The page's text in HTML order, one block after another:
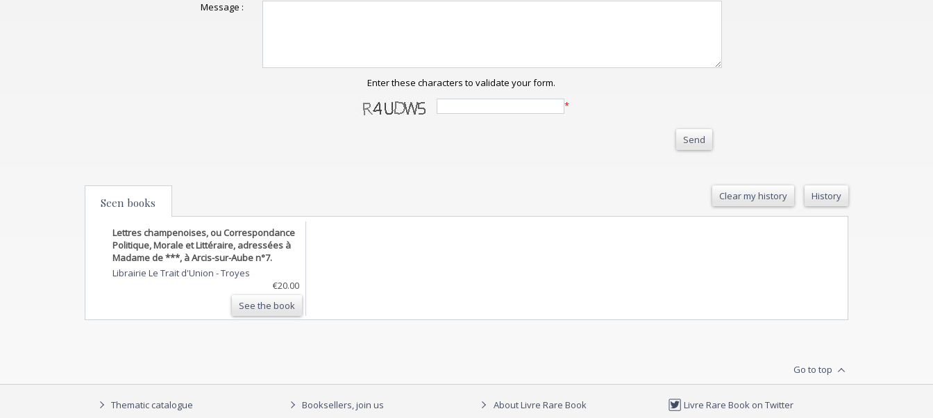
Message :
Enter these characters to validate your form.
*
Send
Seen books Clear my history History
Lettres champenoises, ou Correspondance
Politique, Morale et Littéraire, adressées à
Madame de ***, à Arcis-sur-Aube n°7.
Librairie Le Trait d'Union -Troyes
€20.00
See the book
Go to top
Thematic catalogue Booksellers, join us About Livre Rare Book Livre Rare Book on Twitter